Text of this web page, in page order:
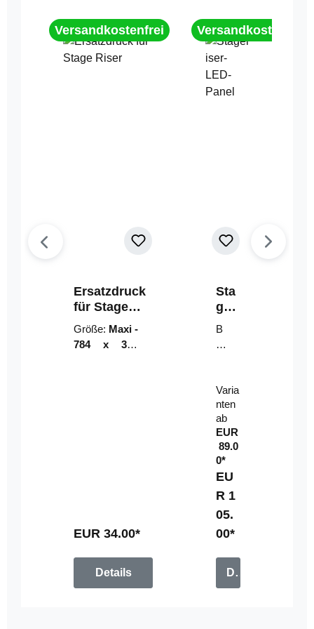
Versandkostenfrei
Ersatzdruck
für Stage
Riser
Größe: Maxi -
784 x 314
EUR 34.00*
Details
Versandkostenfrei
Sta
geri
ser-
LE
D-
el
B
un
mi
t
Fe
rn
be
di
en
u
n
g
Varia
nten
ab
EUR
89.0
0*
EU
R 1
05.
00*
Details